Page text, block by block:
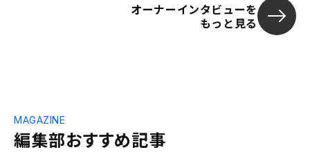
オーナーインタビューを
もっと見る
編集部おすすめ記事
MAGAZINE